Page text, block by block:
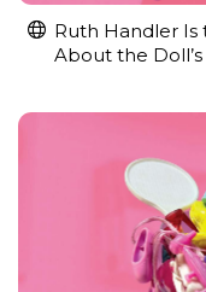
Ruth Handler Is
About the